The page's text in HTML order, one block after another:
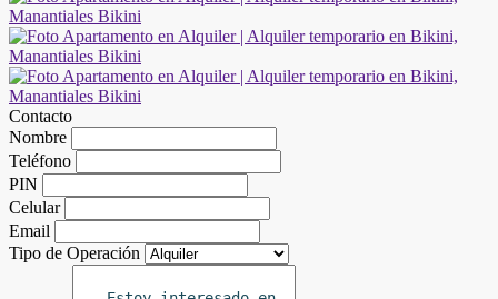
Contacto
Nombre
Teléfono
PIN
Celular
Email
Tipo de Operación